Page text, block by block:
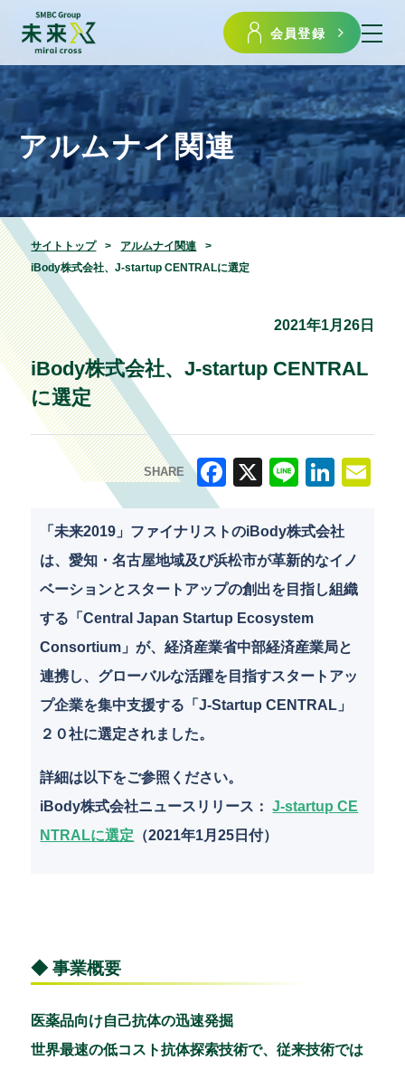
会員登録
アルムナイ関連
サイトトップ
アルムナイ関連
iBody株式会社、J-startup CENTRALに選定
2021年1月26日
iBody株式会社、J-startup CENTRAL
に選定
SHARE
F
a
c
e
b
o
o
k
n
e
n
k
e
dI
n
m
ai
「未来2019」ファイナリストのiBody株式会社
は、愛知・名古屋地域及び浜松市が革新的なイノ
ベーションとスタートアップの創出を目指し組織
する「Central Japan Startup Ecosystem
Consortium」が、経済産業省中部経済産業局と
連携し、グローバルな活躍を目指すスタートアッ
プ企業を集中支援する「J-Startup CENTRAL」
２０社に選定されました。
詳細は以下をご参照ください。
iBody株式会社ニュースリリース：J-startup CE
NTRALに選定 （2021年1月25日付）
◆ 事業概要
医薬品向け自己抗体の迅速発掘
世界最速の低コスト抗体探索技術で、従来技術では